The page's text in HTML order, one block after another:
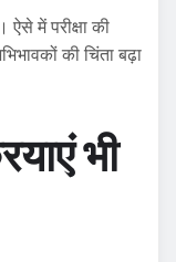
ऐसे में परीक्षा की
की चिंता बढ़ा
भी